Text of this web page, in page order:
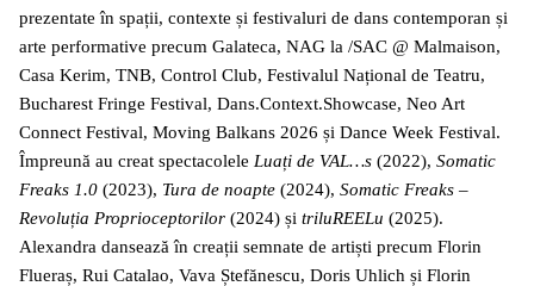
prezentate în spații, contexte și festivaluri de dans contemporan și
arte performative precum Galateca, NAG la /SAC @ Malmaison,
Casa Kerim, TNB, Control Club, Festivalul Național de Teatru,
Bucharest Fringe Festival, Dans.Context.Showcase, Neo Art
Connect Festival, Moving Balkans 2026 și Dance Week Festival.
Împreună au creat spectacolele Luați de VAL…s (2022), Somatic
Freaks 1.0 (2023), Tura de noapte (2024), Somatic Freaks –
Revoluția Proprioceptorilor (2024) și triluREELu (2025).
Alexandra dansează în creații semnate de artiști precum Florin
Flueraș, Rui Catalao, Vava Ștefănescu, Doris Uhlich și Florin